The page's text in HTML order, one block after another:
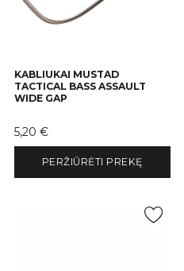
KABLIUKAI MUSTAD
TACTICAL BASS ASSAULT
WIDE GAP
Kaina
5,20 €
PERŽIŪRĖTI PREKĘ